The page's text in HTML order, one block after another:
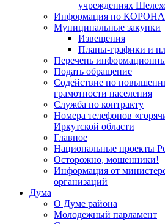
учреждениях
Информация по
Муниципальные закупки
Извещения
Планы-графики и
Перечень
Подать обращение
Содействие по
грамотности населения
Служба по контракту
Номера телефонов
Иркутской области
Главное
Национальные проекты
Осторожно, мошенники!
Информация от
организаций
Дума
О Думе района
Молодежный парламент